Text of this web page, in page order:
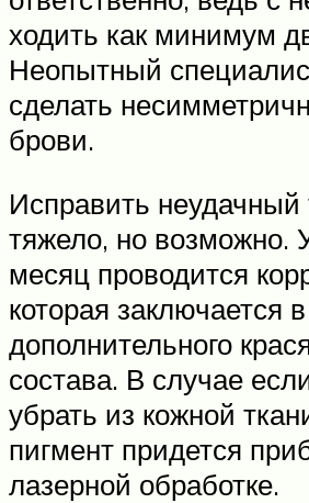
ходить как минимум
Неопытный
сделать
брови.
Исправить неудачный
тяжело, но возможно.
месяц проводится
которая заключается
дополнительного
состава. В случае
убрать из кожной
пигмент придется
лазерной обработке.